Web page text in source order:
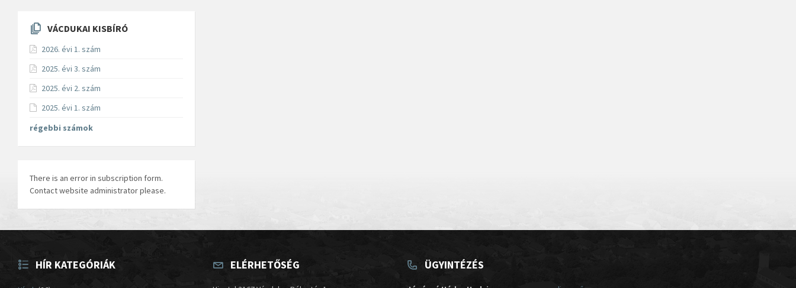
VÁCDUKAI KISBÍRÓ
2026. évi 1. szám
2025. évi 3. szám
2025. évi 2. szám
2025. évi 1. szám
régebbi számok
There is an error in subscription form.
Contact website administrator please.
HÍR KATEGÓRIÁK ELÉRHETŐSÉG ÜGYINTÉZÉS